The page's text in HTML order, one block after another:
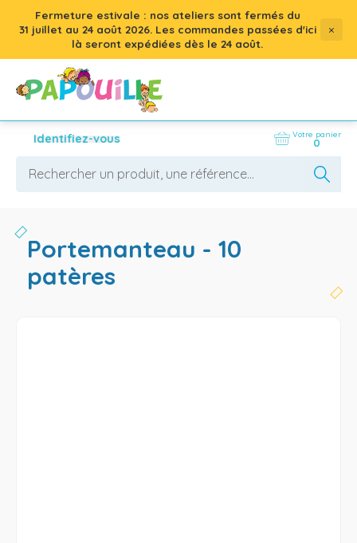
Fermeture estivale : nos ateliers sont fermés du
31 juillet au 24 août 2026. Les commandes passées d'ici
là seront expédiées dès le 24 août.
×
Identifiez-vous Votre panier
0
portemanteau - 10
patères